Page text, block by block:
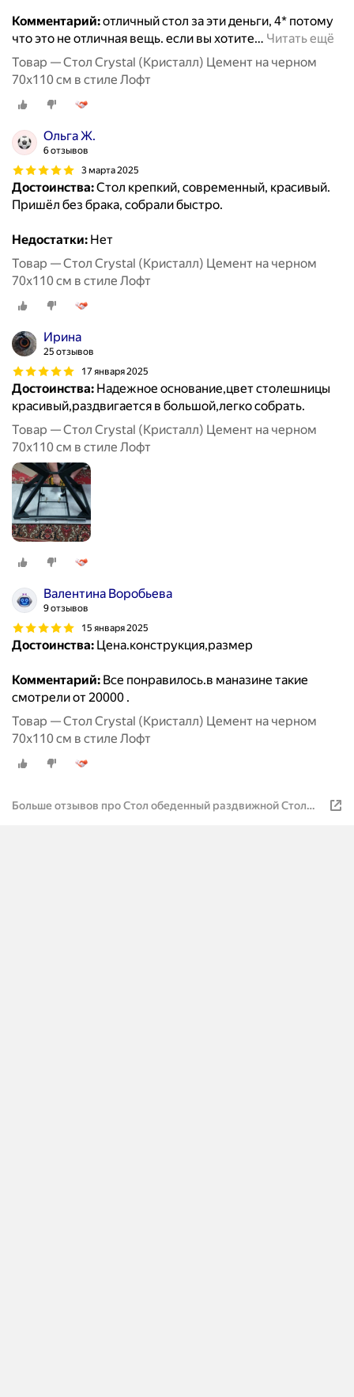
Комментарий:отличный стол за эти деньги, 4* потому
что это не отличная вещь. если вы хотите… Читать ещё
Товар — Стол Crystal (Кристалл) Цемент на черном
70х110 см в стиле Лофт
Ольга Ж.
6 отзывов
3 марта 2025
Достоинства:Стол крепкий, современный, красивый.
Пришёл без брака, собрали быстро.
Недостатки: Нет
Товар — Стол Crystal (Кристалл) Цемент на черном
70х110 см в стиле Лофт
Ирина
25 отзывов
17 января 2025
Достоинства: Надежное основание,цвет столешницы
красивый,раздвигается в большой,легко собрать.
Товар — Стол Crystal (Кристалл) Цемент на черном
70х110 см в стиле Лофт
Валентина Воробьева
9 отзывов
15 января 2025
Достоинства: Цена.конструкция,размер
Комментарий: Все понравилось.в маназине такие
смотрели от 20000 .
Товар — Стол Crystal (Кристалл) Цемент на черном
70х110 см в стиле Лофт
Больше отзывов про Стол обеденный раздвижной Стол